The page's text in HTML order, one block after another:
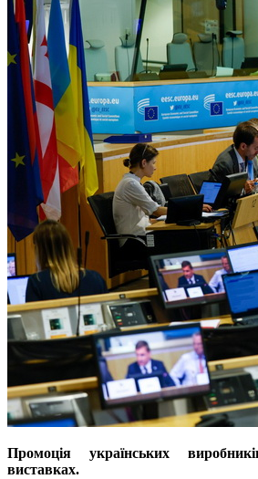
Промоція українських
виставках.